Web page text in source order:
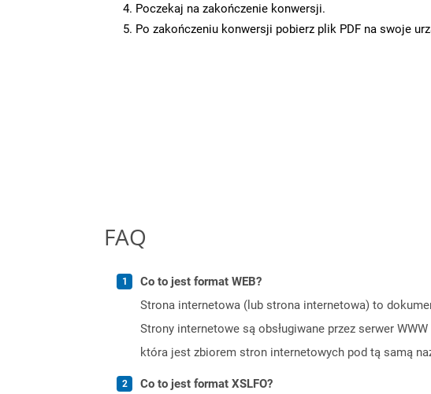
Poczekaj na zakończenie konwersji.
Po zakończeniu konwersji pobierz plik PDF na swoje
FAQ
Co to jest format WEB?
Strona internetowa (lub strona internetowa) to
Strony internetowe są obsługiwane przez serwer
która jest zbiorem stron internetowych pod tą samą
Co to jest format XSLFO?